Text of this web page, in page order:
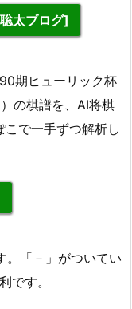
太ブログ]
期ヒューリック杯
の棋譜を、AI将棋
で一手ずつ解析し
。「－」がついてい
です。